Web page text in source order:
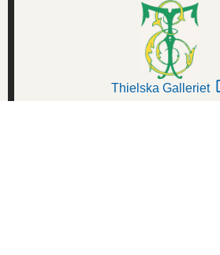
Thielska Galleriet